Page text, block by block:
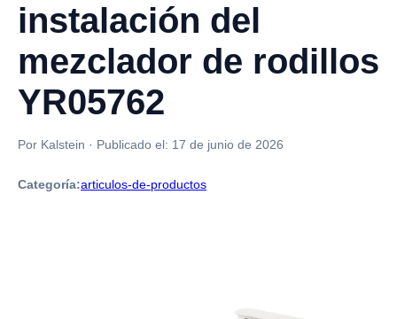
instalación del
mezclador de rodillos
YR05762
Por Kalstein · Publicado el: 17 de junio de 2026
Categoría:articulos-de-productos